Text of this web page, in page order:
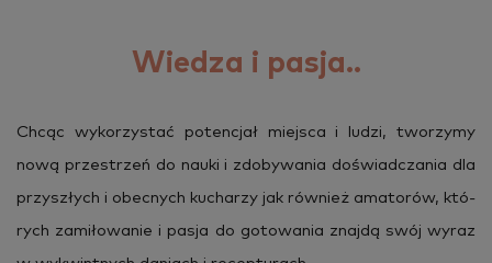
Wiedza i pasja..
Chcąc wy­ko­rzy­stać po­ten­cjał miej­sca i ludzi, two­rzy­my
nową prze­strzeń do nauki i zdo­by­wa­nia do­świad­cza­nia dla
przy­szłych i obec­nych ku­cha­rzy jak rów­nież ama­to­rów, któ­
rych za­mi­ło­wa­nie i pasja do go­to­wa­nia znaj­dą swój wyraz